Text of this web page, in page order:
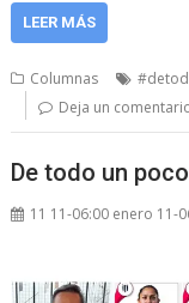
LEER MÁS
Columnas
Deja un
De todo un poco
11 11-06:00 enero 11-